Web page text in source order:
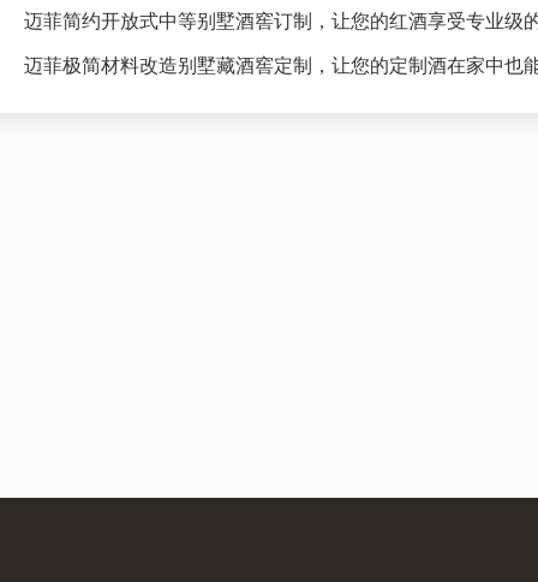
迈菲简约开放式中等别墅酒窖订制，让您的红酒享受专业级
迈菲极简材料改造别墅藏酒窖定制，让您的定制酒在家中也